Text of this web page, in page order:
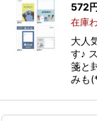
572
在庫
大人
す♪
箋と
みも